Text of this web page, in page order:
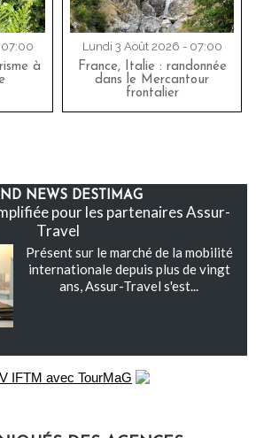
07:00
à
Lundi 3 Août 2026 - 07:00
France, Italie : randonnée
dans le Mercantour
frontalier
NEWS DESTIMAG
pour les partenaires Assur-
Travel
Présent sur le marché de la mobilité
internationale depuis plus de vingt
ans, Assur-Travel s'est...